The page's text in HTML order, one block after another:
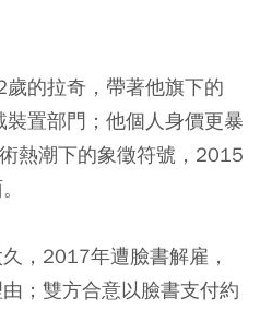
的拉奇，帶著他旗下的
置部門；他個人身價更暴
熱潮下的象徵符號，2015
，2017年遭臉書解雇，
；雙方合意以臉書支付約